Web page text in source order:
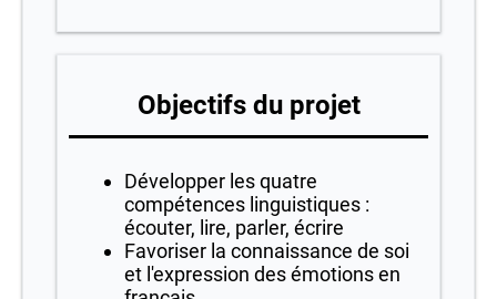
Objectifs du projet
Développer les quatre
compétences linguistiques :
écouter, lire, parler, écrire
Favoriser la connaissance de soi
et l'expression des émotions en